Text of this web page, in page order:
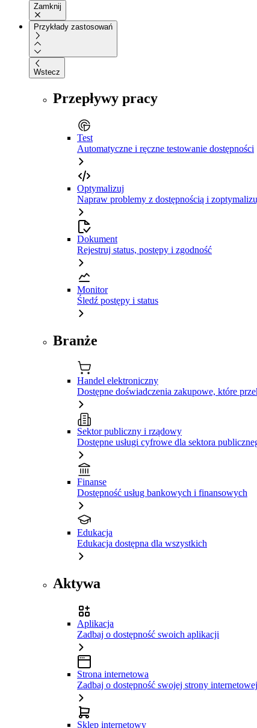
Zamknij
Przykłady zastosowań
Wstecz
Przepływy pracy
Test
Automatyczne i ręczne testowanie dostępności
Optymalizuj
Napraw problemy z dostępnością i
Dokument
Rejestruj status, postępy i zgodność
Monitor
Śledź postępy i status
Branże
Handel elektroniczny
Dostępne doświadczenia zakupowe, które
Sektor publiczny i rządowy
Dostępne usługi cyfrowe dla sektora
Finanse
Dostępność usług bankowych i finansowych
Edukacja
Edukacja dostępna dla wszystkich
Aktywa
Aplikacja
Zadbaj o dostępność swoich aplikacji
Strona internetowa
Zadbaj o dostępność swojej strony internetowej
Sklep internetowy